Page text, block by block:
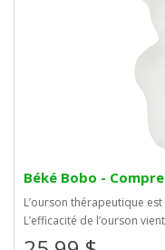
Béké Bobo -
L’ourson thérapeutique
L’efficacité de l’ourson